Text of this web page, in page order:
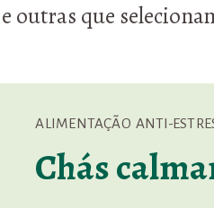
outras que
ALIMENTAÇÃO ANTI-
Chás